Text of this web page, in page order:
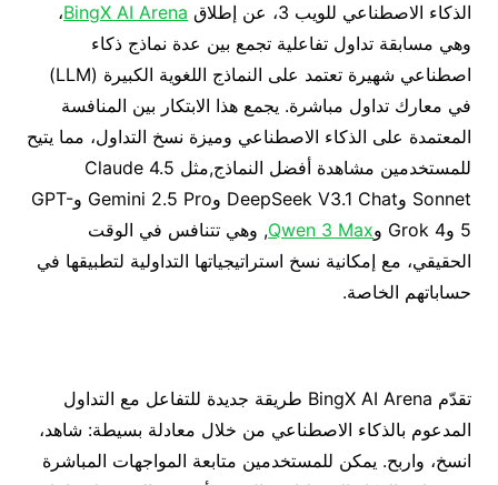
الذكاء الاصطناعي للويب 3، عن إطلاق
BingX AI Arena،
وهي مسابقة تداول تفاعلية تجمع بين عدة نماذج ذكاء
اصطناعي شهيرة تعتمد على النماذج اللغوية الكبيرة (LLM)
في معارك تداول مباشرة. يجمع هذا الابتكار بين المنافسة
المعتمدة على الذكاء الاصطناعي وميزة نسخ التداول، مما يتيح
للمستخدمين مشاهدة أفضل النماذج,مثل Claude 4.5
Sonnet وDeepSeek V3.1 Chat وGemini 2.5 Pro وGPT-
5 وGrok 4 و
Qwen 3 Max, وهي تتنافس في الوقت
الحقيقي، مع إمكانية نسخ استراتيجياتها التداولية لتطبيقها في
حساباتهم الخاصة.
تقدّم BingX AI Arena طريقة جديدة للتفاعل مع التداول
المدعوم بالذكاء الاصطناعي من خلال معادلة بسيطة: شاهد،
انسخ، واربح. يمكن للمستخدمين متابعة المواجهات المباشرة